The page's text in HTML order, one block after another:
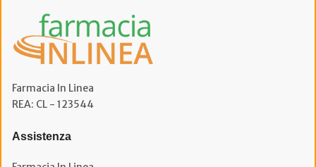
Farmacia In Linea
REA: CL - 123544
Assistenza